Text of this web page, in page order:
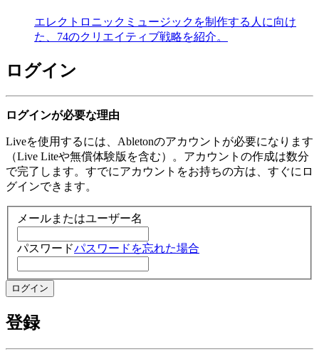
エレクトロニックミュージックを制作する人に向け
た、74のクリエイティブ戦略を紹介。
ログイン
ログインが必要な理由
Liveを使用するには、Abletonのアカウントが必要になります
（Live Liteや無償体験版を含む）。アカウントの作成は数分
で完了します。すでにアカウントをお持ちの方は、すぐにロ
グインできます。
メールまたはユーザー名
パスワードパスワードを忘れた場合
登録